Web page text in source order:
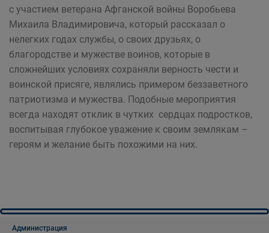
с участием ветерана Афганской войны Воробьева
Михаила Владимировича, который рассказал о
нелегких годах службы, о своих друзьях, о
благородстве и мужестве воинов, которые в
сложнейших условиях сохраняли верность чести и
воинской присяге, являлись примером беззаветного
патриотизма и мужества. Подобные мероприятия
всегда находят отклик в чутких сердцах подростков,
воспитывая глубокое уважение к своим землякам –
героям и желание быть похожими на них.
Администрация